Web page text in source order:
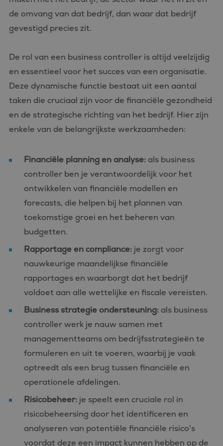
de omvang van dat bedrijf, dan waar dat bedrijf
gevestigd precies zit.
De rol van een business controller is altijd veelzijdig
en essentieel voor het succes van een organisatie.
Deze dynamische functie bestaat uit een aantal
taken die cruciaal zijn voor de financiële gezondheid
en de strategische richting van het bedrijf. Hier zijn
enkele van de belangrijkste werkzaamheden:
Financiële planning en analyse:als business
controller ben je verantwoordelijk voor het
ontwikkelen van financiële modellen en
forecasts, die helpen bij het plannen van
toekomstige groei en het beheren van
budgetten.
Rapportage en compliance: je zorgt voor
nauwkeurige maandelijkse financiële
rapportages en waarborgt dat het bedrijf
voldoet aan alle wettelijke en fiscale vereisten.
Business strategie ondersteuning:als business
controller werk je nauw samen met
managementteams om bedrijfsstrategieën te
formuleren en uit te voeren, waarbij je vaak
optreedt als een brug tussen financiële en
operationele afdelingen.
Risicobeheer: je speelt een cruciale rol in
risicobeheersing door het identificeren en
analyseren van potentiële financiële risico's
voordat deze een impact kunnen hebben op de